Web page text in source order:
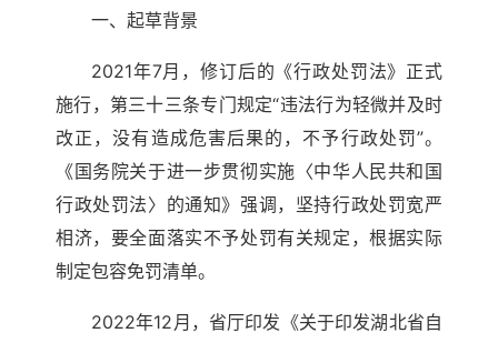
一、起草背景
2021年7月，修订后的《行政处罚法》正式
施行，第三十三条专门规定“违法行为轻微并及时
改正，没有造成危害后果的，不予行政处罚”。
《国务院关于进一步贯彻实施〈中华人民共和国
行政处罚法〉的通知》强调，坚持行政处罚宽严
相济，要全面落实不予处罚有关规定，根据实际
制定包容免罚清单。
2022年12月，省厅印发《关于印发湖北省自